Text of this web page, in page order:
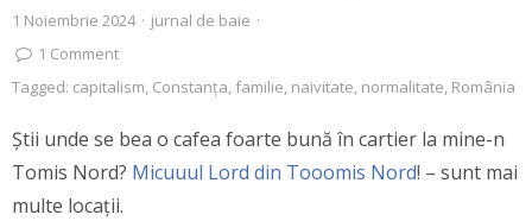
1 Noiembrie 2024 · jurnal de baie ·
1 Comment
Tagged: capitalism, Constanţa, familie, naivitate, normalitate, România
Știi unde se bea o cafea foarte bună în cartier la mine-n
Tomis Nord? Micuuul Lord din Tooomis Nord! – sunt mai
multe locații.